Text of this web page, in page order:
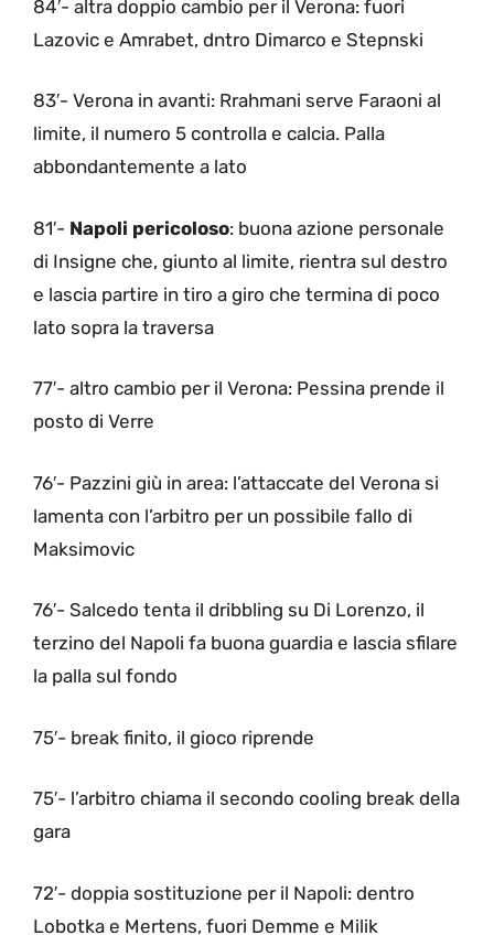
84′- altra doppio cambio per il Verona: fuori
Lazovic e Amrabet, dntro Dimarco e Stepnski
83′- Verona in avanti: Rrahmani serve Faraoni al
limite, il numero 5 controlla e calcia. Palla
abbondantemente a lato
81′- Napoli pericoloso: buona azione personale
di Insigne che, giunto al limite, rientra sul destro
e lascia partire in tiro a giro che termina di poco
lato sopra la traversa
77′- altro cambio per il Verona: Pessina prende il
posto di Verre
76′- Pazzini giù in area: l’attaccate del Verona si
lamenta con l’arbitro per un possibile fallo di
Maksimovic
76′- Salcedo tenta il dribbling su Di Lorenzo, il
terzino del Napoli fa buona guardia e lascia sfilare
la palla sul fondo
75′- break finito, il gioco riprende
75′- l’arbitro chiama il secondo cooling break della
gara
72′- doppia sostituzione per il Napoli: dentro
Lobotka e Mertens, fuori Demme e Milik